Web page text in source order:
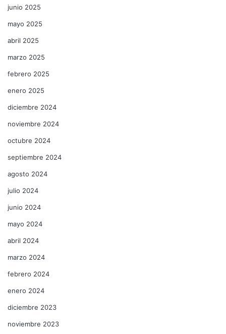
junio 2025
mayo 2025
abril 2025
marzo 2025
febrero 2025
enero 2025
diciembre 2024
noviembre 2024
octubre 2024
septiembre 2024
agosto 2024
julio 2024
junio 2024
mayo 2024
abril 2024
marzo 2024
febrero 2024
enero 2024
diciembre 2023
noviembre 2023